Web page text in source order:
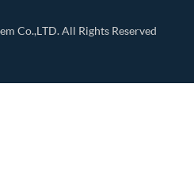
Co.,LTD.All Rights Reserved